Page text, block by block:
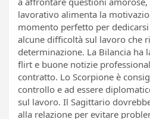
lavorativo alimenta la
momento perfetto per
alcune difficoltà sul lavoro che
determinazione. La Bilancia ha
flirt e buone notizie
contratto. Lo Scorpione è
controllo e ad essere
sul lavoro. Il Sagittario
alla relazione per evitare